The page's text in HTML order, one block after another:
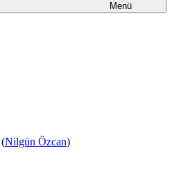
Menü
(Nilgün Özcan)